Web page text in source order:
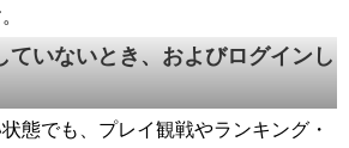
ていないとき、およびログインし
態でも、プレイ観戦やランキング・